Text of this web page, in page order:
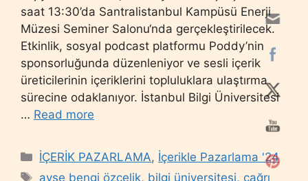
saat 13:30’da Santralistanbul Kampüsü Enerji
Müzesi Seminer Salonu‘nda gerçekleştirilecek.
Etkinlik, sosyal podcast platformu Poddy’nin
sponsorluğunda düzenleniyor ve sesli içerik
üreticilerinin içeriklerini topluluklara ulaştırma
sürecine odaklanıyor. İstanbul Bilgi Üniversitesi
… Read more
Categories
İÇERİK PAZARLAMA, İçerikle Pazarlama '24
Tags
ayşe bengi özçelik, bilgi üniversitesi, çağrı